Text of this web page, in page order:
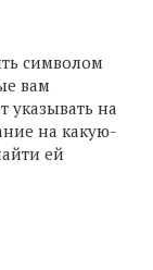
символом
вам
указывать на
на какую-
ей